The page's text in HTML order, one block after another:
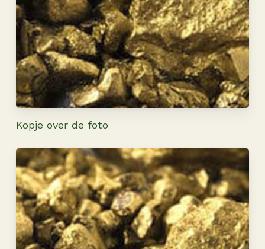
Kopje over de foto